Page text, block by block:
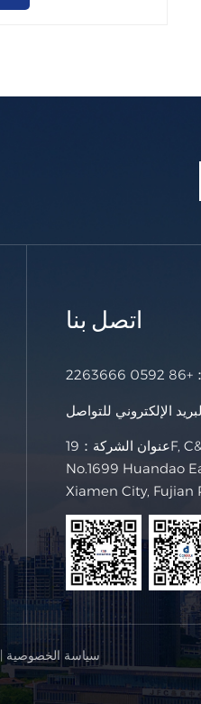
اتصل بنا
+86 0592 2263666
عنوان الشركة：19F, C&D International Building,
No.1699 Huandao
Xiamen City, Fujian
سياسة الخصوصية